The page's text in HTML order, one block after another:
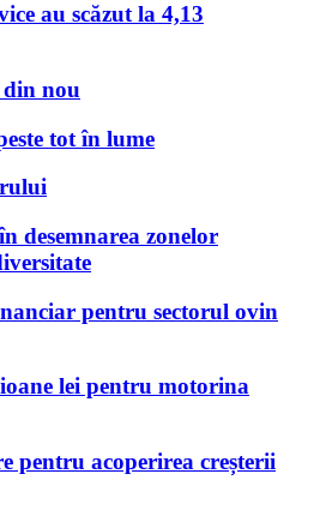
au scăzut la 4,13
din nou
tot în lume
desemnarea zonelor
pentru sectorul ovin
lei pentru motorina
pentru acoperirea creșterii